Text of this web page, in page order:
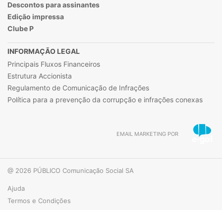
Descontos para assinantes
Edição impressa
Clube P
INFORMAÇÃO LEGAL
Principais Fluxos Financeiros
Estrutura Accionista
Regulamento de Comunicação de Infrações
Política para a prevenção da corrupção e infrações conexas
EMAIL MARKETING POR
@ 2026 PÚBLICO Comunicação Social SA
Ajuda
Termos e Condições